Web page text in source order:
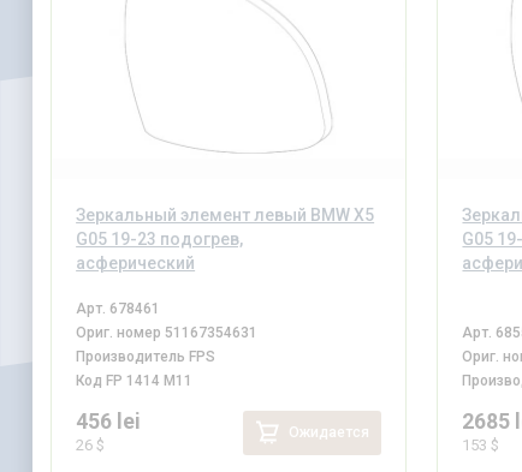
Зеркальный элемент левый BMW X5
G05 19-23 подогрев,
асферический
Арт. 678461
Ориг. номер 51167354631
Производитель FPS
Код FP 1414 M11
456 lei
26 $
Ожидается
G05
Арт.
Ориг.
2685
153 $